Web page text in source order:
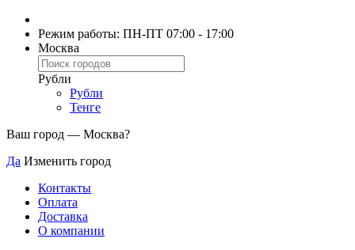
Режим работы: ПН-ПТ 07:00 - 17:00
Москва
Рубли
Рубли
Тенге
Ваш город — Москва?
Да Изменить город
Контакты
Оплата
Доставка
О компании